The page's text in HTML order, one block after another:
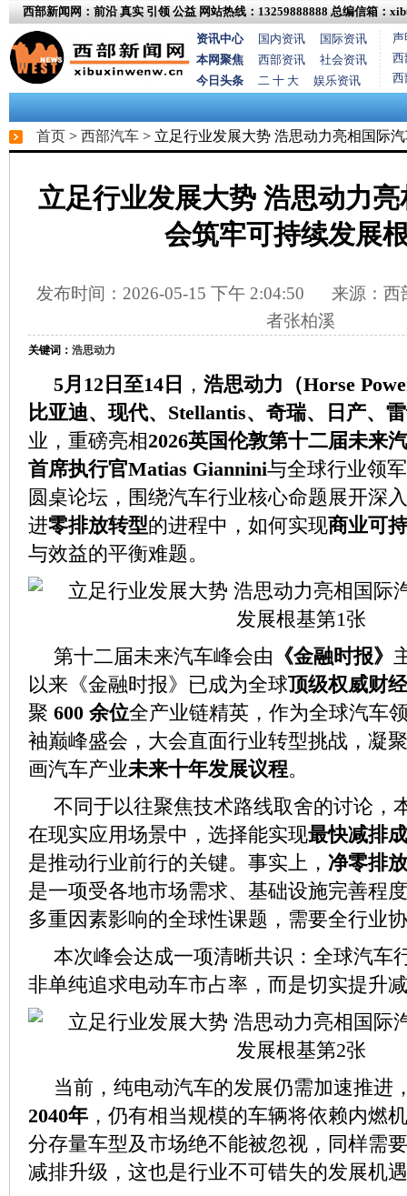
西部新闻网：前沿 真实 引领 公益 网站热线：13259888888 总编信箱：
资讯中心
国内资讯
国际资讯
本网聚焦
西部资讯
社会资讯
今日头条
二 十 大 娱乐资讯
声
西
西
首页 > 西部汽车 > 立足行业发展大势 浩思动力亮相国际
立足行业发展大势 浩思动力
会筑牢可持续发展
发布时间：2026-05-15 下午 2:04:50 来源：西
者张柏溪
关键词： 浩思动力
5月12日至14日 ， 浩思动力（Horse
比亚迪、现代、Stellantis、奇瑞、日产、
业，重磅亮相2026英国伦敦第十二届未来
首席执行官Matias Giannini与全球行业领
圆桌论坛，围绕汽车行业核心命题展开
进零排放转型的进程中，如何实现商业可
与效益的平衡难题。
第十二届未来汽车峰会由 《金融时报》
以来《金融时报》已成为全球顶级权威财
聚 600 余位全产业链精英，作为全球汽车
袖巅峰盛会，大会直面行业转型挑战，凝
画汽车产业未来十年发展议程。
不同于以往聚焦技术路线取舍的讨论，
在现实应用场景中，选择能实现最快减排
是推动行业前行的关键。事实上， 净零排
是一项受各地市场需求、基础设施完善程
多重因素影响的全球性课题，需要全行业
本次峰会达成一项清晰共识：全球汽车
非单纯追求电动车市占率，而是切实提升
当前，纯电动汽车的发展仍需加速推进
2040年 ，仍有相当规模的车辆将依赖内燃
分存量车型及市场绝不能被忽视，同样需
减排升级，这也是行业不可错失的发展机